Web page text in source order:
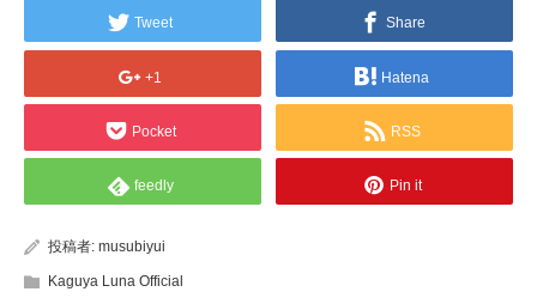
Tweet Share
+1 Hatena
Pocket RSS
feedly Pin it
投稿者: musubiyui
Kaguya Luna Official